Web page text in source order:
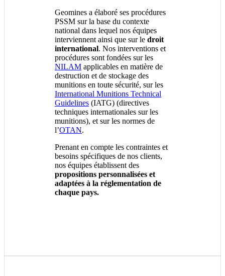
Geomines a élaboré ses procédures
PSSM sur la base du contexte
national dans lequel nos équipes
interviennent ainsi que sur le droit
international. Nos interventions et
procédures sont fondées sur les
NILAM applicables en matière de
destruction et de stockage des
munitions en toute sécurité, sur les
International Munitions Technical
Guidelines (IATG) (directives
techniques internationales sur les
munitions), et sur les normes de
l’OTAN.
Prenant en compte les contraintes et
besoins spécifiques de nos clients,
nos équipes établissent des
propositions personnalisées et
adaptées à la réglementation de
chaque pays.